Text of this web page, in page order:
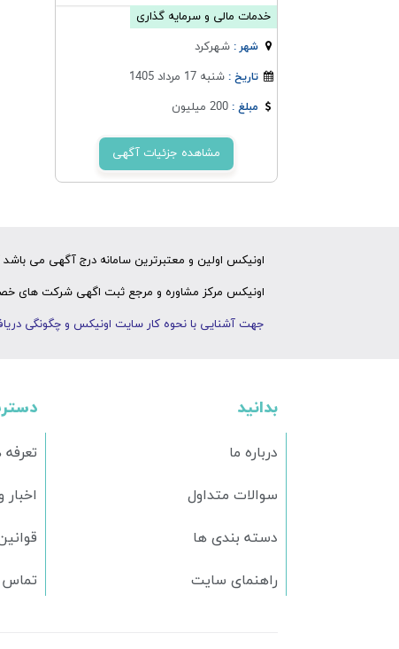
خدمات مالی و سرمایه گذاری
شهر :شهركرد
تاریخ :شنبه 17 مرداد 1405
مبلغ :200 میلیون
مشاهده جزئیات آگهی
اونیکس اولین و معتبرترین سامانه درج آگهی می
اونیکس مرکز مشاوره و مرجع ثبت اگهی شرکت های
جهت آشنایی با نحوه کار سایت اونیکس و چگونگی
تعرفه
تماس
بدانید
درباره ما
سوالات متداول
دسته بندی ها
راهنمای سایت